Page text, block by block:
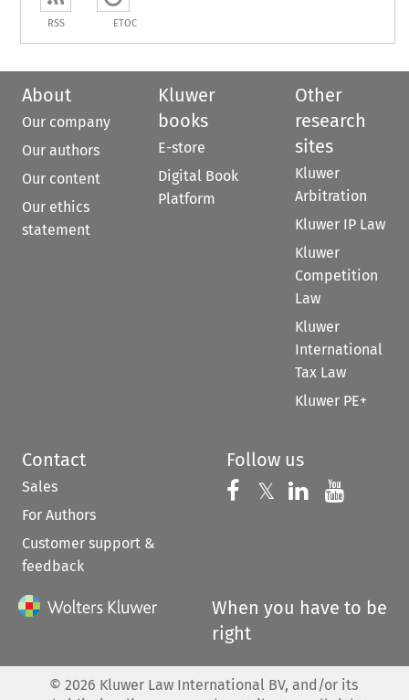
RSS ETOC
About
Our company
Our authors
Our content
Our ethics
statement
Kluwer
books
E-store
Digital Book
Platform
Other
research
sites
Kluwer
Arbitration
Kluwer IP Law
Kluwer
Competition
Law
Kluwer
International
Tax Law
Kluwer PE+
Contact
Sales
For Authors
Customer support &
feedback
Follow us
Follow us on
𝕏 Follow us on
Follow us
When you have to be
right
© 2026 Kluwer Law International BV, and/or its